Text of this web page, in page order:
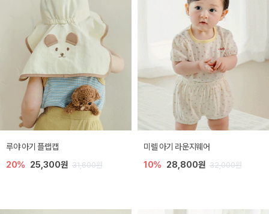
루야 아기 플랩캡
20% 25,300원 31,600원
미렐 아기 라운지웨어
10% 28,800원 32,000원